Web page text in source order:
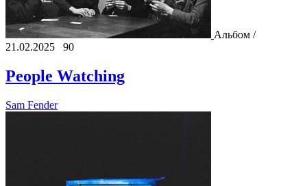
Альбом /
21.02.2025
90
People Watching
Sam Fender